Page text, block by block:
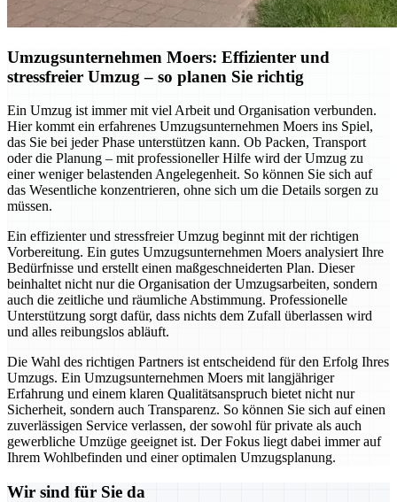
Umzugsunternehmen Moers: Effizienter und
stressfreier Umzug – so planen Sie richtig
Ein Umzug ist immer mit viel Arbeit und Organisation verbunden.
Hier kommt ein erfahrenes Umzugsunternehmen Moers ins Spiel,
das Sie bei jeder Phase unterstützen kann. Ob Packen, Transport
oder die Planung – mit professioneller Hilfe wird der Umzug zu
einer weniger belastenden Angelegenheit. So können Sie sich auf
das Wesentliche konzentrieren, ohne sich um die Details sorgen zu
müssen.
Ein effizienter und stressfreier Umzug beginnt mit der richtigen
Vorbereitung. Ein gutes Umzugsunternehmen Moers analysiert Ihre
Bedürfnisse und erstellt einen maßgeschneiderten Plan. Dieser
beinhaltet nicht nur die Organisation der Umzugsarbeiten, sondern
auch die zeitliche und räumliche Abstimmung. Professionelle
Unterstützung sorgt dafür, dass nichts dem Zufall überlassen wird
und alles reibungslos abläuft.
Die Wahl des richtigen Partners ist entscheidend für den Erfolg Ihres
Umzugs. Ein Umzugsunternehmen Moers mit langjähriger
Erfahrung und einem klaren Qualitätsanspruch bietet nicht nur
Sicherheit, sondern auch Transparenz. So können Sie sich auf einen
zuverlässigen Service verlassen, der sowohl für private als auch
gewerbliche Umzüge geeignet ist. Der Fokus liegt dabei immer auf
Ihrem Wohlbefinden und einer optimalen Umzugsplanung.
Wir sind für Sie da